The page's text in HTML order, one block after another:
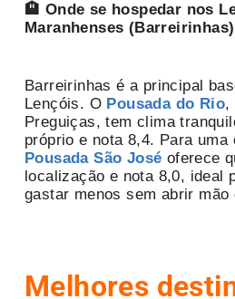
🏨 Onde se hospedar nos
Maranhenses
Barreirinhas é a principal
Lençóis. O Pousada do Rio,
Preguiças, tem clima
próprio e nota 8,4. Para uma
Pousada São José oferece
localização e nota 8,0, ideal
gastar menos sem abrir mão
Melhores